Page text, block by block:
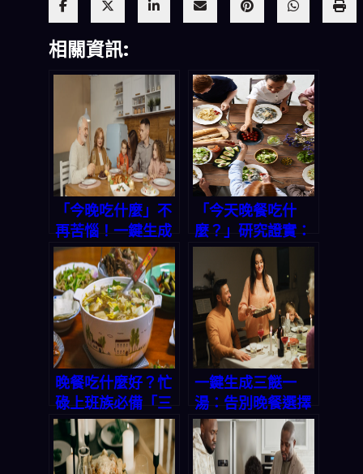
相關資訊:
「今晚吃什麼」不
再苦惱！一鍵生成
三餸一湯，讓你省
時省錢又吃好
「今天晚餐吃什
麼？」研究證實：
家庭共餐能降低青
少年風險，用對方
法每週多賺 3 小時
輕鬆備餐
晚餐吃什麼好？忙
碌上班族必備「三
餸一湯」AI 幫你一
秒搞定菜單！
一鍵生成三餸一
湯：告別晚餐選擇
困難的智能方案